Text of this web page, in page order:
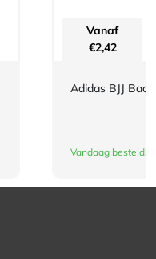
Vanaf
€2,42
Adidas BJJ
Vandaag besteld,